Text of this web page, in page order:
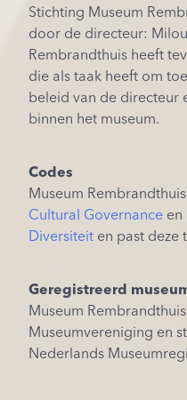
Stichting Museum
door de directeur:
Rembrandthuis heeft
die als taak heeft om
beleid van de directeur
binnen het museum.
Codes
Museum
Cultural Governance en
Diversiteit en past deze
Geregistreerd
Museum
Museumvereniging en
Nederlands